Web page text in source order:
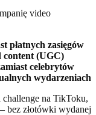
płatnych zasięgów
content (UGC)
celebrytów
wydarzeniach
challenge na TikToku,
bez złotówki wydanej